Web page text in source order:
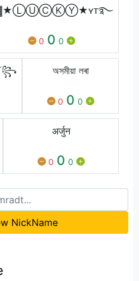
0 0 0
অসমীয়া লৰা
0 0 0
अर्जुन
0 0 0
NickName